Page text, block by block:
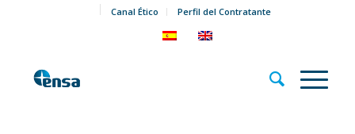
Canal Ético Perfil del Contratante